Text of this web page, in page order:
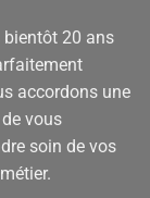
20 ans
accordons une
vous
soin de vos